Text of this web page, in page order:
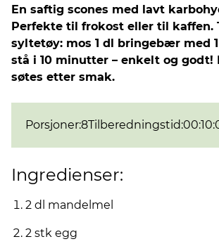
En saftig scones med lavt
Perfekte til frokost eller til kaffen.
syltetøy: mos 1 dl bringebær med
stå i 10 minutter – enkelt og godt!
søtes etter smak.
Porsjoner:8Tilberedningstid:
Ingredienser:
2 dl mandelmel
2 stk egg